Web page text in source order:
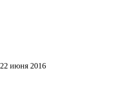
22 июня 2016